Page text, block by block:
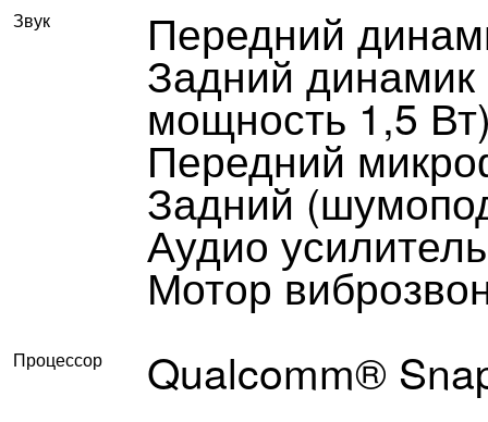
Звук Передний
Задний динамик
мощность 1,5
Передний
Задний
Аудио
Мотор
Процессор Qualcomm®